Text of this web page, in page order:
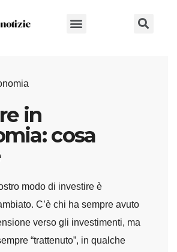
in
cosa
modo di investire è
C’è chi ha sempre avuto
verso gli investimenti, ma
“trattenuto”, in qualche